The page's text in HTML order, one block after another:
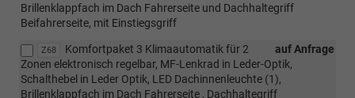
Brillenklappfach im Dach Fahrerseite und Dachhaltegriff
Beifahrerseite, mit Einstiegsgriff
Z68 auf Anfrage
Komfortpaket 3 Klimaautomatik für 2
Zonen elektronisch regelbar, MF-Lenkrad in Leder-Optik,
Schalthebel in Leder Optik, LED Dachinnenleuchte (1),
Brillenklappfach im Dach Fahrerseite , Dachhaltegriff